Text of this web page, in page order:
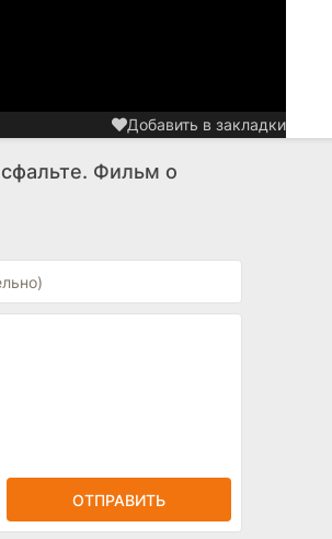
Добавить в закладки
Фильм о
ОТПРАВИТЬ